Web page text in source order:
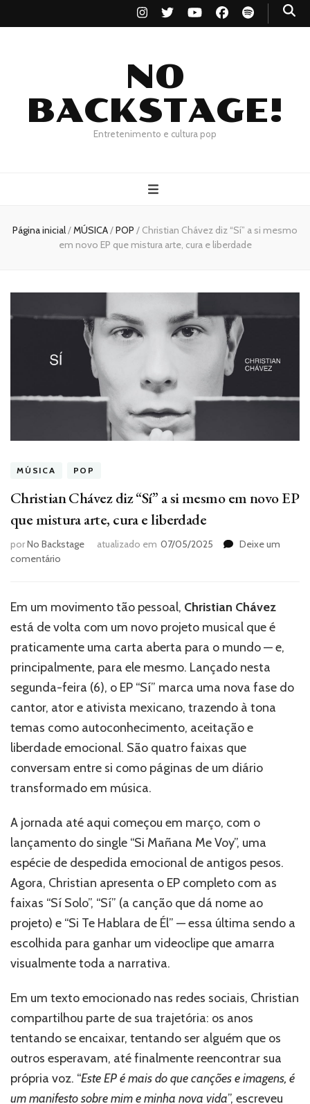
NO
BACKSTAGE!
Entretenimento e cultura pop
Página inicial/MÚSICA/POP / Christian Chávez diz “Sí” a si mesmo
em novo EP que mistura arte, cura e liberdade
MÚSICA POP
Christian Chávez diz “Sí” a si mesmo em novo EP
que mistura arte, cura e liberdade
porNo Backstage atualizado em 07/05/2025
Deixe um
comentário
a
si
em
novo
EP
mistura
arte,
liberdade
Em um movimento tão pessoal, Christian Chávez
está de volta com um novo projeto musical que é
praticamente uma carta aberta para o mundo — e,
principalmente, para ele mesmo. Lançado nesta
segunda-feira (6), o EP “Sí” marca uma nova fase do
cantor, ator e ativista mexicano, trazendo à tona
temas como autoconhecimento, aceitação e
liberdade emocional. São quatro faixas que
conversam entre si como páginas de um diário
transformado em música.
A jornada até aqui começou em março, com o
lançamento do single “Si Mañana Me Voy”, uma
espécie de despedida emocional de antigos pesos.
Agora, Christian apresenta o EP completo com as
faixas “Sí Solo”, “Sí” (a canção que dá nome ao
projeto) e “Si Te Hablara de Él” — essa última sendo a
escolhida para ganhar um videoclipe que amarra
visualmente toda a narrativa.
Em um texto emocionado nas redes sociais, Christian
compartilhou parte de sua trajetória: os anos
tentando se encaixar, tentando ser alguém que os
outros esperavam, até finalmente reencontrar sua
própria voz. “Este EP é mais do que canções e imagens, é
um manifesto sobre mim e minha nova vida”, escreveu